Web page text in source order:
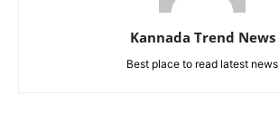
Kannada Trend News
Best place to read latest news